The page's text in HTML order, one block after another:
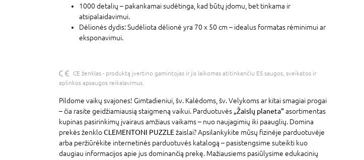
1000 detalių – pakankamai sudėtinga, kad būtų įdomu, bet tinkama ir
atsipalaidavimui.
Dėlionės dydis: Sudėliota dėlionė yra 70 x 50 cm – idealus formatas rėminimui ar
eksponavimui.
CE ženklas - produktą įvertino gamintojas ir jis laikomas atitinkančiu ES saugos, sveikatos ir
aplinkos apsaugos reikalavimus.
Pildome vaikų svajones! Gimtadieniui, šv. Kalėdoms, šv. Velykoms ar kitai smagiai progai
– čia rasite geidžiamiausią staigmeną vaikui. Parduotuvės „Žaislų planeta“asortimentas
kupinas pasirinkimų įvairaus amžiaus vaikams – nuo naujagimių iki paauglių. Domina
prekės ženkloCLEMENTONI PUZZLEžaislai? Apsilankykite mūsų fizinėje parduotuvėje
arba peržiūrėkite internetinės parduotuvės katalogą – pasistengsime suteikti kuo
daugiau informacijos apie jus dominančią prekę. Mažiausiems pasiūlysime edukacinių